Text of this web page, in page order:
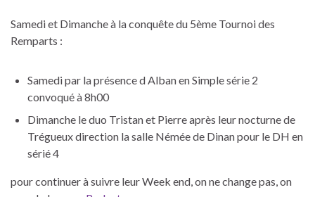
Samedi et Dimanche à la conquête du 5ème Tournoi des
Remparts :
Samedi par la présence d Alban en Simple série 2
convoqué à 8h00
Dimanche le duo Tristan et Pierre après leur nocturne de
Trégueux direction la salle Némée de Dinan pour le DH en
sérié 4
pour continuer à suivre leur Week end, on ne change pas, on